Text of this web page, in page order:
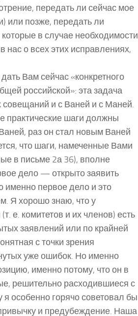
передать ли сейчас мое
или позже, передать ли
в случае необходимости
нас о всех этих исправлениях,
Вам сейчас «конкретного
российской»: эта задача
и с Ваней и с Маней.
практические шаги должны
раз он стал новым Ваней
что шаги, намеченные Вами
в письме 2а 36), вполне
дело — открыто заявить
именно первое дело и это
Я хорошо знаю, что у
е. комитетов и их членов) есть
заявлений или по крайней
с точки зрения
уже ошибок. Но именно
именно потому, что он в
решительно расходившиеся с
особенно горячо советовал бы
и предубеждение. Наша